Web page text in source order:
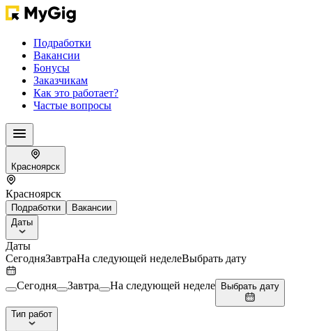
Подработки
Вакансии
Бонусы
Заказчикам
Как это работает?
Частые вопросы
Красноярск
Красноярск
Подработки
Вакансии
Даты
Даты
СегодняЗавтраНа следующей неделеВыбрать дату
Сегодня Завтра На следующей неделе Выбрать дату
Тип работ